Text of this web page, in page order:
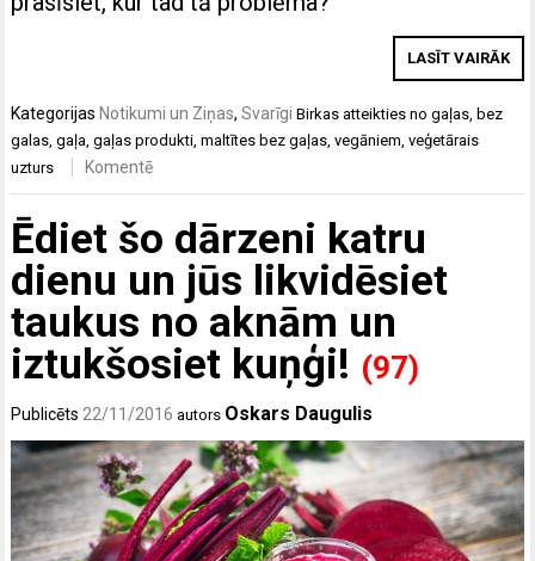
LASĪT VAIRĀK
Kategorijas Notikumi un Ziņas,Svarīgi Birkasatteikties no gaļas, bez
galas,gaļa,gaļas produkti,maltītes bez gaļas,vegāniem,veģetārais
uzturs
Komentē
Ēdiet šo dārzeni katru
dienu un jūs likvidēsiet
taukus no aknām un
iztukšosiet kuņģi! (97)
Publicēts 22/11/2016 autors Oskars Daugulis